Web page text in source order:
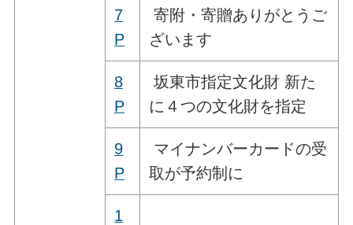
7
P
寄附・寄贈ありがとうご
ざいます
8
P
坂東市指定文化財 新た
に４つの文化財を指定
9
P
マイナンバーカードの受
取が予約制に
1